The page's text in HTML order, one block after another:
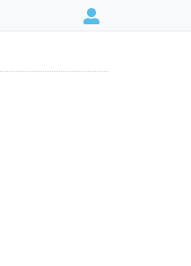
Login